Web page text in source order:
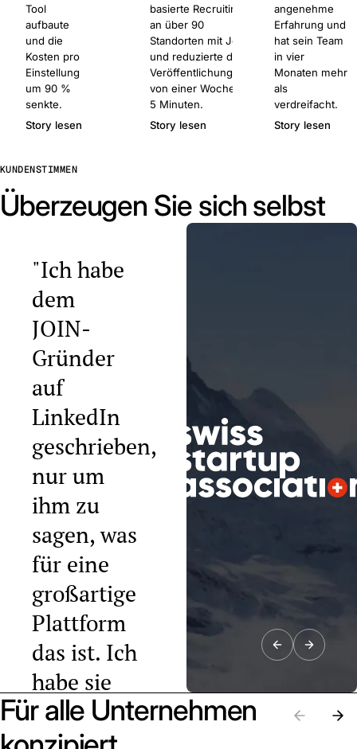
Tool
aufbaute
und die
Kosten pro
Einstellung
um 90 %
senkte.
Story lesen
basierte Recruiting
an über 90
Standorten mit Join
und reduzierte die
Veröffentlichungszeit
von einer Woche auf
5 Minuten.
Story lesen
angenehme
Erfahrung und
hat sein Team
in vier
Monaten mehr
als
verdreifacht.
Story lesen
KUNDENSTIMMEN
Überzeugen Sie sich selbst
"Ich habe
dem
JOIN-
Gründer
auf
LinkedIn
geschrieben,
nur um
ihm zu
sagen, was
für eine
großartige
Plattform
das ist. Ich
habe sie
bereits an
zehn
Für alle Unternehmen